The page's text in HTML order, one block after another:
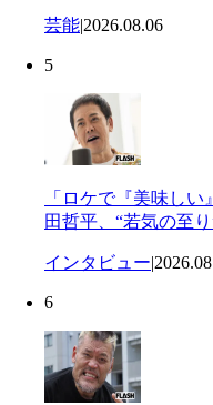
芸能|2026.08.06
5
「ロケで『美味し
田哲平、“若気の至
インタビュー|
6